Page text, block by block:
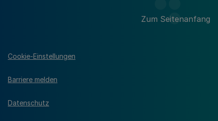
Zum Seitenanfang
Cookie-Einstellungen
Barriere melden
Datenschutz